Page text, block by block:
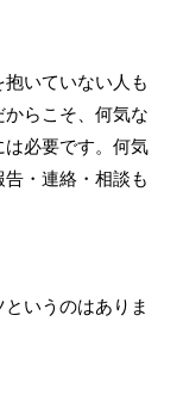
いていない人も
らこそ、何気な
は必要です。何気
・連絡・相談も
いうのはありま